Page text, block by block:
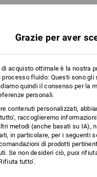
Grazie per aver
di acquisto ottimale è la nostra
processo fluido: Questi sono
quindi il consenso per la
personali.
contenuti personalizzati,
raccoglieremo
metodi (anche basati su IA),
in particolare, per i seguenti
di prodotti
Se non desideri ciò, puoi
tutto'.